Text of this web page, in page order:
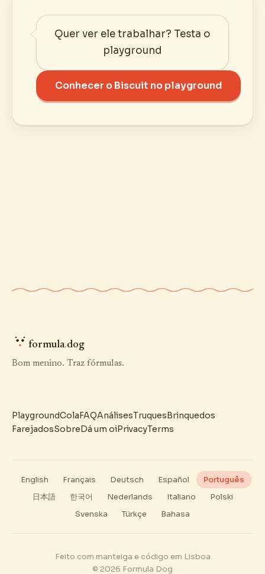
Quer ver ele trabalhar? Testa o
playground
Conhecer o Biscuit no playground
formula.dog
Bom menino. Traz fórmulas.
PlaygroundColaFAQAnálisesTruquesBrinquedos
FarejadosSobreDá um oiPrivacyTerms
English Français Deutsch Español
Português
日本語
한국어 Nederlands Italiano
Polski
Svenska
Türkçe Bahasa
Feito com manteiga e código em Lisboa
© 2026 Formula Dog